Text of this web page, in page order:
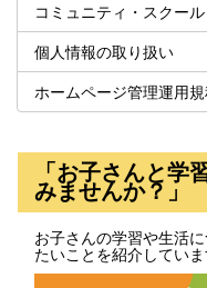
コミュニティ・スクール
個人情報の取り扱い
ホームページ管理運用
「お子さんと学
みませんか？」
お子さんの学習や生活
たいことを紹介してい